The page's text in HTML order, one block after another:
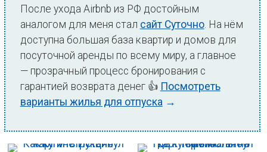
После ухода Airbnb из РФ достойным
аналогом для меня стал сайт Суточно. На нём
доступна большая база квартир и домов для
посуточной аренды по всему миру, а главное
— прозрачный процесс бронирования с
гарантией возврата денег 👍 Посмотреть
варианты жилья для отпуска →